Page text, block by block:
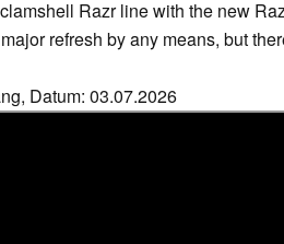
Razr line with the new
refresh by any means, but
Datum: 03.07.2026